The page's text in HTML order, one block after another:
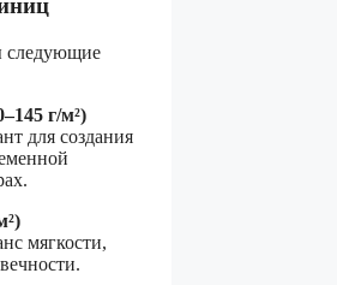
следующие
г/м²)
для создания
мягкости,